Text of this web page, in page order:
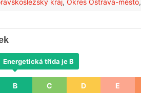
kraj, Okres Ostrava-město,
B
Energetická třída je B
C D E